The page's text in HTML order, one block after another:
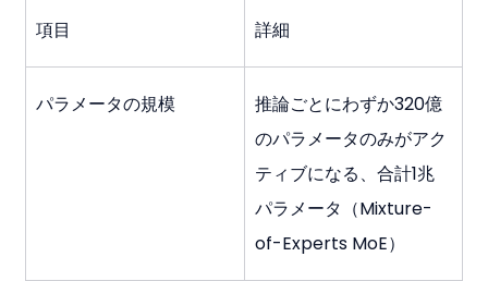
項目 詳細
パラメータの規模
推論ごとにわずか320億
のパラメータのみがアク
ティブになる、合計1兆
パラメータ（Mixture-
of-Experts MoE）